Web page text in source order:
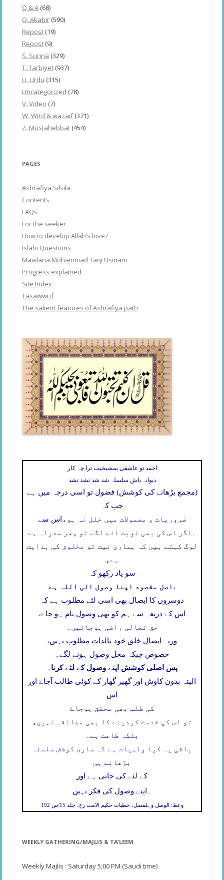
Q & A (68)
Q. Akabir (590)
Repost (19)
Repost (9)
S. Sunna (329)
T. Tarbiyet (937)
U. Urdu (315)
Uncategorized (78)
V. Video (7)
W. Wird & wazaif(371)
Z. Mustahebbat (454)
PAGES
Ashrafiya Silsila
Contents
FAQs
For the seeker
How to develop Allah’s love?
Islahi Questions
Mawlana Mohammad Taqi Usmani
Progress explained
Site Index
Tasawwuf
The salient features of Ashrafiya path
احمد تو عاشقی بمشیخیت ترا چہ کار
دیوانہ باش سلسلہ شد شد نشد نشد
(مجمع بڑھانے کی کوشش) فضول تو اسی درجہ میں ہے
جب کہ
اس سے ضروریات و معمولات میں خلل نہ ہو،
اگر اس کی بھی نوبت آنے لگے تو پھر سدراہ ہے
لوگ کہتے ہیں کہ ہماری نیت تو مخلوق کی ہدایت
ہے،
سو یاد رکھو کہ
اصل مقصود اپنا وصول الی اللہ ہے ،
دوسروں کا ایصال بھی اسی لئے مطلوب ہے کہ
اس کے ذریعہ سے ہم کو بھی وصول تام ہو جاۓ،
حق تعالی راضی ہوجائیں۔
ورنہ ایصال خلق خود بالذات مطلوب نہیں،
خصوص جبکہ مخل وصول ہونے لگے۔
پس اصلی کوشش اپنے وصول کے لئے کرنا۔
البتہ بدون کاوش اور گھیر گھار کے کوئی طالب آجاۓ اور
اس
کی طلب بھی محقق ہوجاۓ
تو اس کی خدمت کردینے کا بھی مضائقہ نہیں،
بلکہ طاعت ہے۔
باقی یہ کیا واہیات ہے کہ ساری کوشش سلسلہ
بڑھانے ہی
کے لئے کی جاتی ہے اور
اپنے وصول کی فکر نہیں ۔
وعظ: الوصل وہلفصل، خطبات حکیم الامت رح، جلد 15/ص 192
WEEKLY GATHERING/MAJLIS & TA’LEEM
Weekly Majlis : Saturday 5;00 PM (Saudi time)